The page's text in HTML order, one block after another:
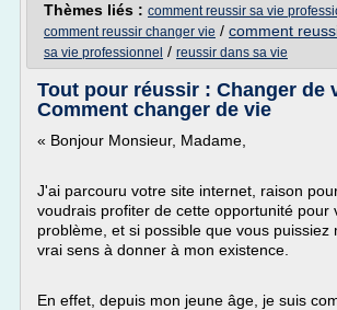
Thèmes liés : comment reussir sa vie
comment reussir changer vie / comment
sa vie professionnel / reussir dans sa vie
Tout pour réussir : Changer de
Comment changer de vie
« Bonjour Monsieur, Madame,
J'ai parcouru votre site internet, raison
voudrais profiter de cette opportunité pour
problème, et si possible que vous puissiez
vrai sens à donner à mon existence.
En effet, depuis mon jeune âge, je suis